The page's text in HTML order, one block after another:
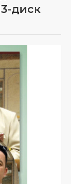
диск